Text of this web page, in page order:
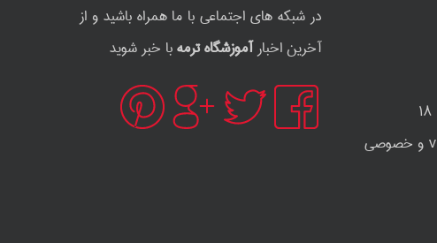
در شبکه های اجتماعی با ما همراه باشید و از
آخرین اخبارآموزشگاه ترمهبا خبر شوید